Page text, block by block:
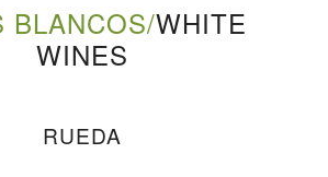
BLANCOS/WHITE
WINES
RUEDA